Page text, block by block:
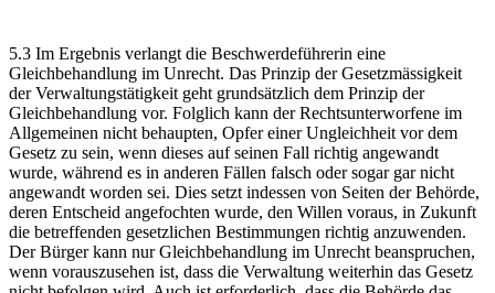
5.3 Im Ergebnis verlangt die Beschwerdeführerin eine
Gleichbehandlung im Unrecht. Das Prinzip der Gesetzmässigkeit
der Verwaltungstätigkeit geht grundsätzlich dem Prinzip der
Gleichbehandlung vor. Folglich kann der Rechtsunterworfene im
Allgemeinen nicht behaupten, Opfer einer Ungleichheit vor dem
Gesetz zu sein, wenn dieses auf seinen Fall richtig angewandt
wurde, während es in anderen Fällen falsch oder sogar gar nicht
angewandt worden sei. Dies setzt indessen von Seiten der Behörde,
deren Entscheid angefochten wurde, den Willen voraus, in Zukunft
die betreffenden gesetzlichen Bestimmungen richtig anzuwenden.
Der Bürger kann nur Gleichbehandlung im Unrecht beanspruchen,
wenn vorauszusehen ist, dass die Verwaltung weiterhin das Gesetz